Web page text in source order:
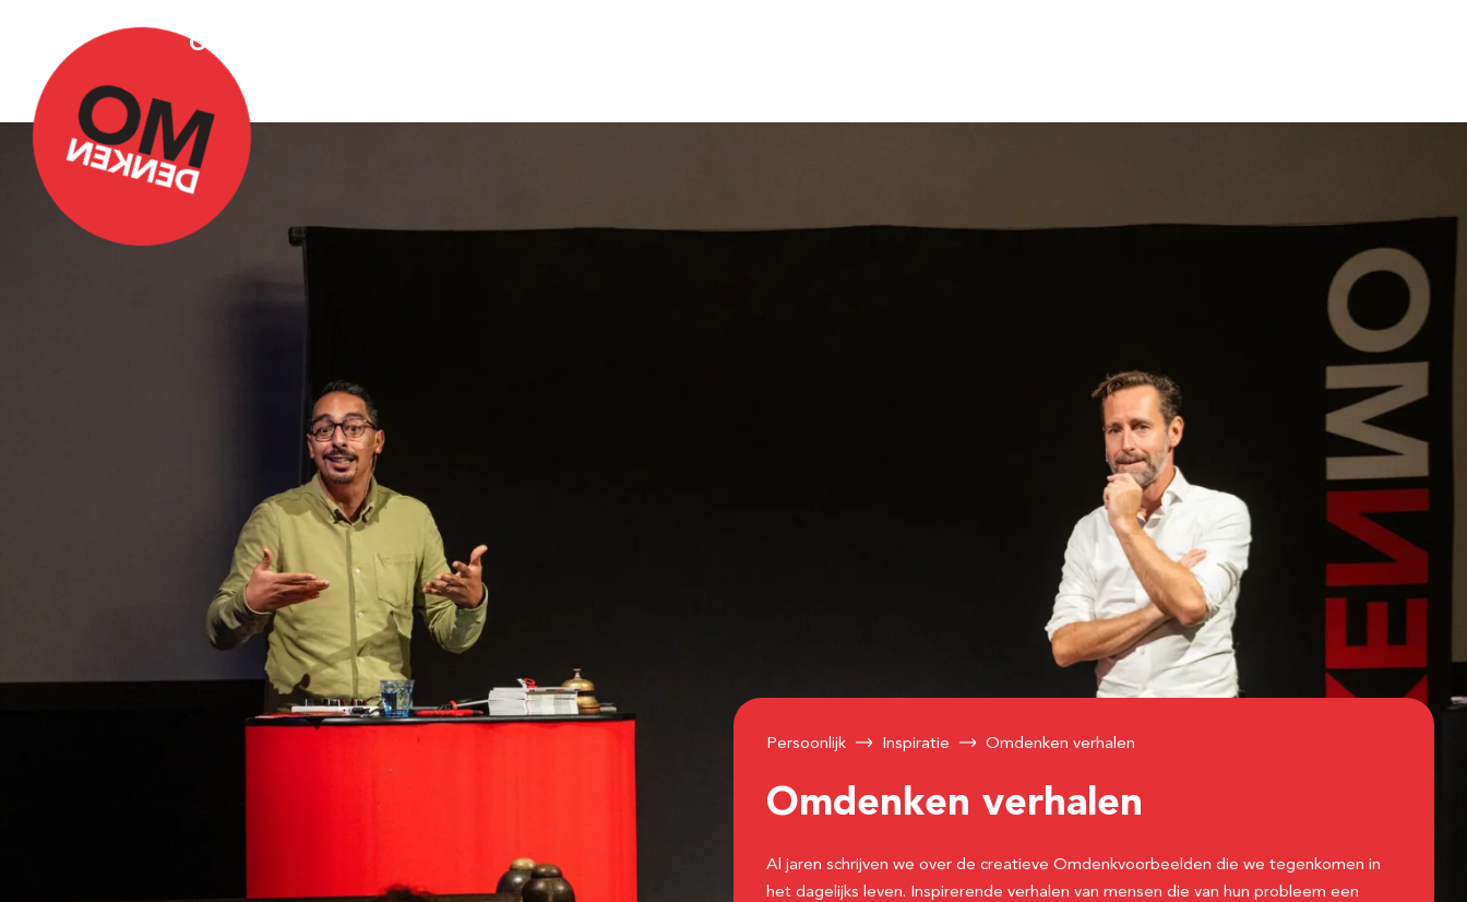
Over Omdenken
Persoonlijk Inspiratie Omdenken verhalen
Omdenken verhalen
Al jaren schrijven we over de creatieve Omdenkvoorbeelden die we tegenkomen in
het dagelijks leven. Inspirerende verhalen van mensen die van hun probleem een